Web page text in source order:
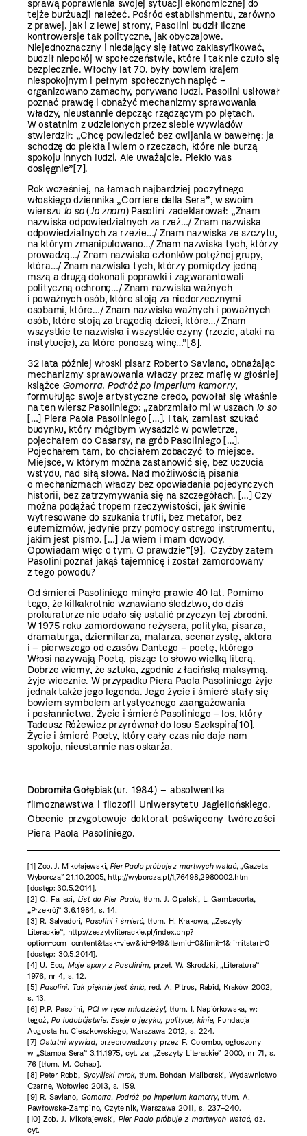
sprawą poprawienia swojej sytuacji ekonomicznej do
tejże burżuazji należeć. Pośród establishmentu, zarówno
z prawej, jak i z lewej strony, Pasolini budził liczne
kontrowersje tak polityczne, jak obyczajowe.
Niejednoznaczny i niedający się łatwo zaklasyfikować,
budził niepokój w społeczeństwie, które i tak nie czuło się
bezpiecznie. Włochy lat 70. były bowiem krajem
niespokojnym i pełnym społecznych napięć –
organizowano zamachy, porywano ludzi. Pasolini usiłował
poznać prawdę i obnażyć mechanizmy sprawowania
władzy, nieustannie depcząc rządzącym po piętach.
W ostatnim z udzielonych przez siebie wywiadów
stwierdził: „Chcę powiedzieć bez owijania w bawełnę: ja
schodzę do piekła i wiem o rzeczach, które nie burzą
spokoju innych ludzi. Ale uważajcie. Piekło was
dosięgnie”[7].
Rok wcześniej, na łamach najbardziej poczytnego
włoskiego dziennika „Corriere della Sera”, w swoim
wierszu Io so(Ja znam) Pasolini zadeklarował: „Znam
nazwiska odpowiedzialnych za rzeź…/ Znam nazwiska
odpowiedzialnych za rzezie…/ Znam nazwiska ze szczytu,
na którym zmanipulowano…/ Znam nazwiska tych, którzy
prowadzą…/ Znam nazwiska członków potężnej grupy,
która…/ Znam nazwiska tych, którzy pomiędzy jedną
mszą a drugą dokonali poprawki i zagwarantowali
polityczną ochronę…/ Znam nazwiska ważnych
i poważnych osób, które stoją za niedorzecznymi
osobami, które…/ Znam nazwiska ważnych i poważnych
osób, które stoją za tragedią dzieci, które…/ Znam
wszystkie te nazwiska i wszystkie czyny (rzezie, ataki na
instytucje), za które ponoszą winę…”[8].
32 lata później włoski pisarz Roberto Saviano, obnażając
mechanizmy sprawowania władzy przez mafię w głośniej
książce Gomorra. Podróż po imperium kamorry,
formułując swoje artystyczne credo, powołał się właśnie
na ten wiersz Pasoliniego: „zabrzmiało mi w uszach Io so
[…] Piera Paola Pasoliniego […]. I tak, zamiast szukać
budynku, który mógłbym wysadzić w powietrze,
pojechałem do Casarsy, na grób Pasoliniego […].
Pojechałem tam, bo chciałem zobaczyć to miejsce.
Miejsce, w którym można zastanowić się, bez uczucia
wstydu, nad siłą słowa. Nad możliwością pisania
o mechanizmach władzy bez opowiadania pojedynczych
historii, bez zatrzymywania się na szczegółach. […] Czy
można podążać tropem rzeczywistości, jak świnie
wytresowane do szukania trufli, bez metafor, bez
eufemizmów, jedynie przy pomocy ostrego instrumentu,
jakim jest pismo. […] Ja wiem i mam dowody.
Opowiadam więc o tym. O prawdzie”[9]. Czyżby zatem
Pasolini poznał jakąś tajemnicę i został zamordowany
z tego powodu?
Od śmierci Pasoliniego minęło prawie 40 lat. Pomimo
tego, że kilkakrotnie wznawiano śledztwo, do dziś
prokuraturze nie udało się ustalić przyczyn tej zbrodni.
W 1975 roku zamordowano reżysera, polityka, pisarza,
dramaturga, dziennikarza, malarza, scenarzystę, aktora
i – pierwszego od czasów Dantego – poetę, którego
Włosi nazywają Poetą, pisząc to słowo wielką ­literą.
Dobrze wiemy, że sztuka, zgodnie z łacińską maksymą,
żyje wiecznie. W przypadku Piera Paola Pasoliniego żyje
jednak także jego legenda. Jego życie i śmierć stały się
bowiem symbolem artystycznego zaangażowania
i posłannictwa. Życie i śmierć Pasoliniego – los, który
Tadeusz Różewicz przyrównał do losu Szekspira[10].
Życie i śmierć Poety, który cały czas nie daje nam
spokoju, nieustannie nas oskarża.
Dobromiła Gołębiak(ur. 1984) – absolwentka
filmoznawstwa i filozofii Uniwersytetu Jagiellońskiego.
Obecnie przygotowuje doktorat poświęcony twórczości
Piera Paola Pasoliniego.
[1] Zob. J. Mikołajewski, Pier Paolo próbuje z martwych wstać, „Gazeta
Wyborcza” 21.10.2005, http://wyborcza.pl/1,76498,2980002.html
[dostęp: 30.5.2014].
[2] O. Fallaci, List do Pier Paolo, tłum. J. Opalski, L. Gambacorta,
„Przekrój” 3.6.1984, s. 14.
[3] R. Salvadori, Pasolini i śmierć, tłum. H. Krakowa, „Zeszyty
Literackie”, http://zeszytyliterackie.pl/index.php?
option=com_content&task=view&id=949&Itemid=0&limit=1&limitstart=0
[dostęp: 30.5.2014].
[4] U. Eco, Moje spory z Pasolinim, przeł. W. Skrodzki, „Literatura”
1976, nr 4, s. 12.
[5] Pasolini. Tak pięknie jest śnić, red. A. Pitrus, Rabid, Kraków 2002,
s. 13.
[6] P.P. Pasolini, PCI w ręce młodzieży!, tłum. I. Napiórkowska, w:
tegoż, Po ludobójstwie. Eseje o języku, polityce, kinie, Fundacja
Augusta hr. Cieszkowskiego, Warszawa 2012, s. 224.
[7] Ostatni wywiad, przeprowadzony przez F. Colombo, ogłoszony
w „Stampa Sera” 3.11.1975, cyt. za: „Zeszyty Literackie” 2000, nr 71, s.
76 [tłum. M. Ochab].
[8] Peter Robb, Sycylijski mrok, tłum. Bohdan Maliborski, Wydawnictwo
Czarne, Wołowiec 2013, s. 159.
[9] R. Saviano, Gomorra. Podróż po imperium kamorry,tłum. A.
Pawłowska-Zampino, Czytelnik, Warszawa 2011,s. 237–240.
[10]Zob. J. Mikołajewski, Pier Paolo próbuje z martwych wstać, dz.
cyt.